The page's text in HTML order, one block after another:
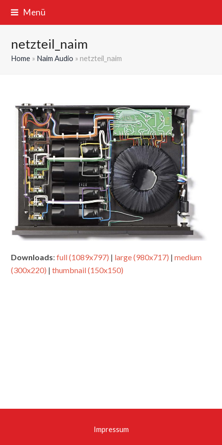
Menü
netzteil_naim
Home » Naim Audio »netzteil_naim
Downloads:full (1089x797) | large (980x717) |medium
(300x220) |thumbnail (150x150)
Impressum